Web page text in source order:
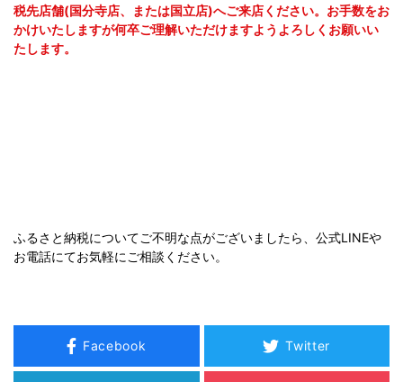
税先店舗(国分寺店、または国立店)へご来店ください。お手数をお
かけいたしますが何卒ご理解いただけますようよろしくお願いい
たします。
ふるさと納税についてご不明な点がございましたら、公式LINEや
お電話にてお気軽にご相談ください。
Facebook Twitter